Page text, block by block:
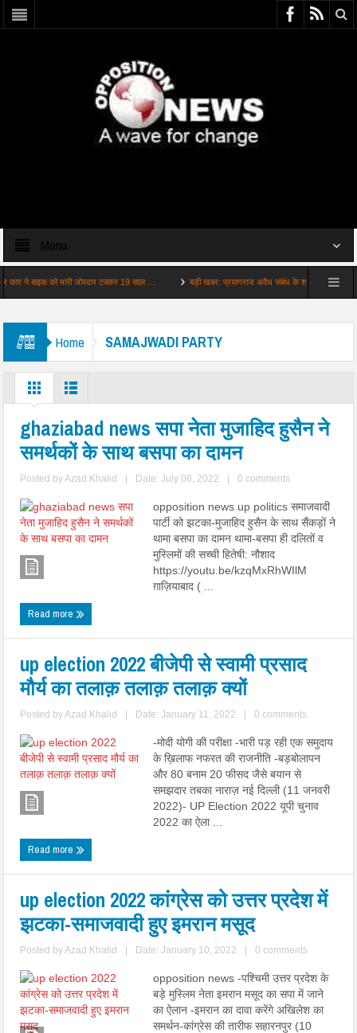
Menu
बाइक को मारी जोरदार टक्कर 19 साल … बड़ी खबर: प्रयागराज अवैध संबंध के शक में ट्रिपल मर्डर
Home SAMAJWADI PARTY
ghaziabad news सपा नेता मुजाहिद हुसैन ने
समर्थकों के साथ बसपा का दामन
Posted byAzad Khalid Date: July 06, 2022 0 comments
opposition news up politics समाजवादी
पार्टी को झटका-मुजाहिद हुसैन के साथ सैंकड़ों ने
थामा बसपा का दामन थामा-बसपा ही दलितों व
मुस्लिमों की सच्ची हितेषी: नौशाद
https://youtu.be/kzqMxRhWIlM
ग़ाज़ियाबाद ( ...
Read more
up election 2022 बीजेपी से स्वामी प्रसाद
मौर्य का तलाक़ तलाक़ तलाक़ क्यों
Posted byAzad Khalid Date: January 11, 2022 0 comments
-मोदी योगी की परीक्षा -भारी पड़ रही एक समुदाय
के ख़िलाफ नफरत की राजनीति -बड़बोलापन
और 80 बनाम 20 फीसद जैसे बयान से
समझदार तबका नाराज़ नई दिल्ली (11 जनवरी
2022)- UP Election 2022 यूपी चुनाव
2022 का ऐला ...
Read more
up election 2022 कांग्रेस को उत्तर प्रदेश में
झटका-समाजवादी हुए इमरान मसूद
Posted byAzad Khalid Date: January 10, 2022 0 comments
opposition news -पश्चिमी उत्तर प्रदेश के
बड़े मुस्लिम नेता इमरान मसूद का सपा में जाने
का ऐलान -इमरान का दावा करेंगे अखिलेश का
समर्थन-कांग्रेस की तारीफ सहारनपुर (10